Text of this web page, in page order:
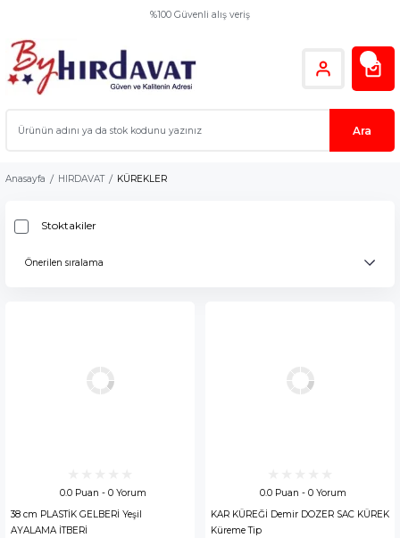
%100 Güvenli alış veriş
Ara
Anasayfa HIRDAVAT KÜREKLER
Stoktakiler
0.0 Puan - 0 Yorum
38 cm PLASTİK GELBERİ Yeşil
AYALAMA İTBERİ
0.0 Puan - 0 Yorum
KAR KÜREĞİ Demir DOZER SAC KÜREK
Küreme Tip